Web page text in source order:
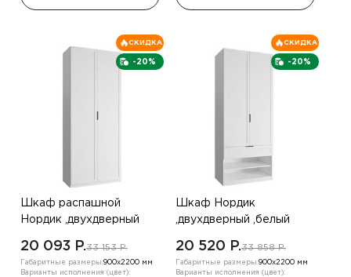
-20%
СКИДКА
Шкаф распашной
Нордик ,двухдверный
20 093 P.33 153 P.
Габаритные размеры:900х2200 мм
Варианты исполнения (цвет):
-20%
СКИДКА
Шкаф Нордик
,двухдверный ,белый
20 520 P.33 858 P.
Габаритные размеры:900х2200 мм
Варианты исполнения (цвет):